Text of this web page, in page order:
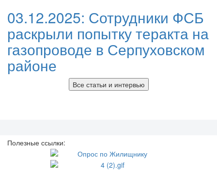
03.12.2025: Сотрудники ФСБ
раскрыли попытку теракта на
газопроводе в Серпуховском
районе
Все статьи и интервью
Полезные ссылки: